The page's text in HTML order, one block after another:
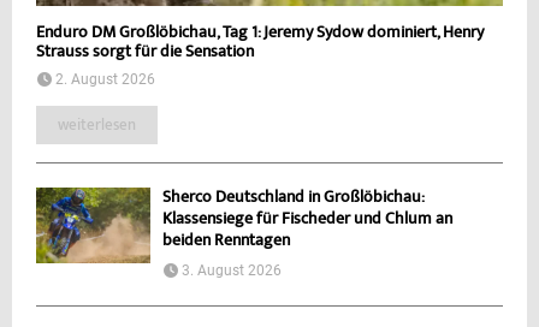
Enduro DM Großlöbichau, Tag 1: Jeremy Sydow dominiert, Henry
Strauss sorgt für die Sensation
2. August 2026
weiterlesen
Sherco Deutschland in Großlöbichau:
Klassensiege für Fischeder und Chlum an
beiden Renntagen
3. August 2026